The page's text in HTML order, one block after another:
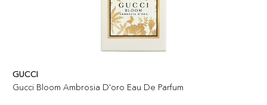
GUCCI
Gucci Bloom Ambrosia D'oro Eau De Parfum